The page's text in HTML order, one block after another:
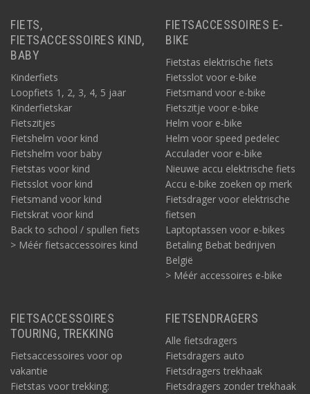
FIETS,
FIETSACCESSOIRES KIND,
BABY
Kinderfiets
Loopfiets 1, 2, 3, 4, 5 jaar
Kinderfietskar
Fietszitjes
Fietshelm voor kind
Fietshelm voor baby
Fietstas voor kind
Fietsslot voor kind
Fietsmand voor kind
Fietskrat voor kind
Back to school / spullen fiets
> Méér fietsaccessoires kind
FIETSACCESSOIRES E-
BIKE
Fietstas elektrische fiets
Fietsslot voor e-bike
Fietsmand voor e-bike
Fietszitje voor e-bike
Helm voor e-bike
Helm voor speed pedelec
Acculader voor e-bike
Nieuwe accu elektrische fiets
Accu e-bike zoeken op merk
Fietsdrager voor elektrische
fietsen
Laptoptassen voor e-bikes
Betaling Bebat bedrijven
België
> Méér accessoires e-bike
FIETSACCESSOIRES
TOURING, TREKKING
Fietsaccessoires voor op
vakantie
Fietstas voor trekking:
FIETSENDRAGERS
Alle fietsdragers
Fietsdragers auto
Fietsdragers trekhaak
Fietsdragers zonder trekhaak